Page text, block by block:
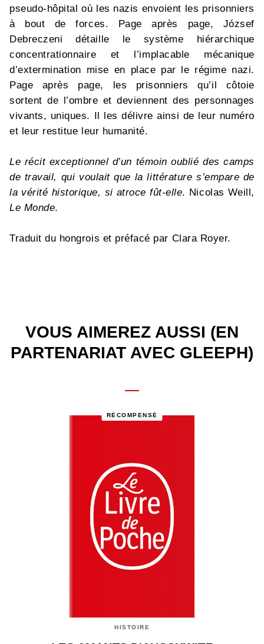
pseudo-hôpital où les nazis envoient les prisonniers
à bout de forces. Page après page, József
Debreczeni détaille le système hiérarchique
concentrationnaire et l’implacable mécanique
d’extermination mise en place par le régime nazi.
Page après page, les prisonniers qu’il côtoie
sortent de l’ombre et deviennent des personnages
vivants, uniques. Il les délivre ainsi de leur numéro
et leur restitue leur humanité.
Le récit exceptionnel d’un témoin oublié des camps
de travail, qui voulait que la littérature s’empare de
la vérité historique, si atroce fût-elle. Nicolas Weill,
Le Monde.
Traduit du hongrois et préfacé par Clara Royer.
VOUS AIMEREZ AUSSI (EN
PARTENARIAT AVEC GLEEPH)
RÉCOMPENSÉ
HISTOIRE